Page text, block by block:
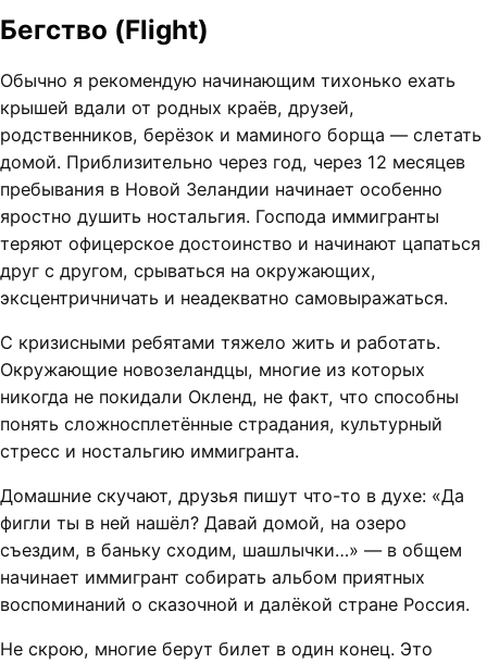
Бегство (Flight)
Обычно я рекомендую начинающим тихонько ехать
крышей вдали от родных краёв, друзей,
родственников, берёзок и маминого борща — слетать
домой. Приблизительно через год, через 12 месяцев
пребывания в Новой Зеландии начинает особенно
яростно душить ностальгия. Господа иммигранты
теряют офицерское достоинство и начинают цапаться
друг с другом, срываться на окружающих,
эксцентричничать и неадекватно самовыражаться.
С кризисными ребятами тяжело жить и работать.
Окружающие новозеландцы, многие из которых
никогда не покидали Окленд, не факт, что способны
понять сложносплетённые страдания, культурный
стресс и ностальгию иммигранта.
Домашние скучают, друзья пишут что-то в духе: «Да
фигли ты в ней нашёл? Давай домой, на озеро
съездим, в баньку сходим, шашлычки…» — в общем
начинает иммигрант собирать альбом приятных
воспоминаний о сказочной и далёкой стране Россия.
Не скрою, многие берут билет в один конец. Это